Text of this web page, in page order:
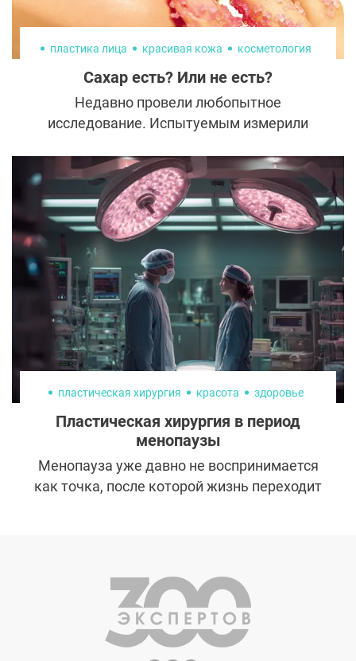
пластика лица красивая кожа косметология
Сахар есть? Или не есть?
Недавно провели любопытное
исследование. Испытуемым измерили
фотографии всех участников показали
другой группе с просьбой определить
возраст. Выяснилось, что люди с более
высоким уровнем сахара выглядят
старше.
пластическая хирургия красота здоровье
Пластическая хирургия в период
менопаузы
Менопауза уже давно не воспринимается
как точка, после которой жизнь переходит
себя на тридцать, а в зеркале неожиданно
обнаруживают человека с другим
возрастом. В какой‑то момент
несоответствие между тем, как женщина